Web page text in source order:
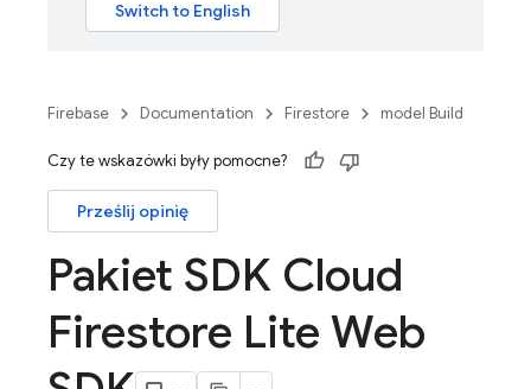
Firebase Documentation Firestore model Build
Czy te wskazówki były pomocne?
Prześlij opinię
Pakiet SDK Cloud
Firestore Lite Web